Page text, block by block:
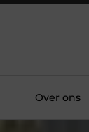
Over ons